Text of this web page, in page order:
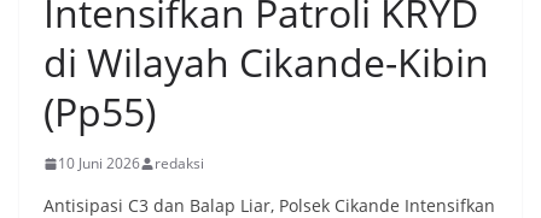
Intensifkan Patroli KRYD
di Wilayah Cikande-Kibin
(Pp55)
10 Juni 2026 redaksi
Antisipasi C3 dan Balap Liar, Polsek Cikande Intensifkan